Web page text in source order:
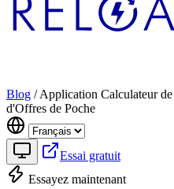
Blog / Application Calculateur
d'Offres de Poche
Essai gratuit
Essayez maintenant